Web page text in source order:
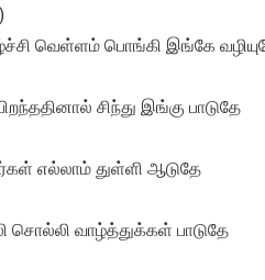
வெள்ளம் பொங்கி இங்கே
சிந்து இங்கு பாடுதே
எல்லாம் துள்ளி ஆடுதே
வாழ்த்துக்கள் பாடுதே